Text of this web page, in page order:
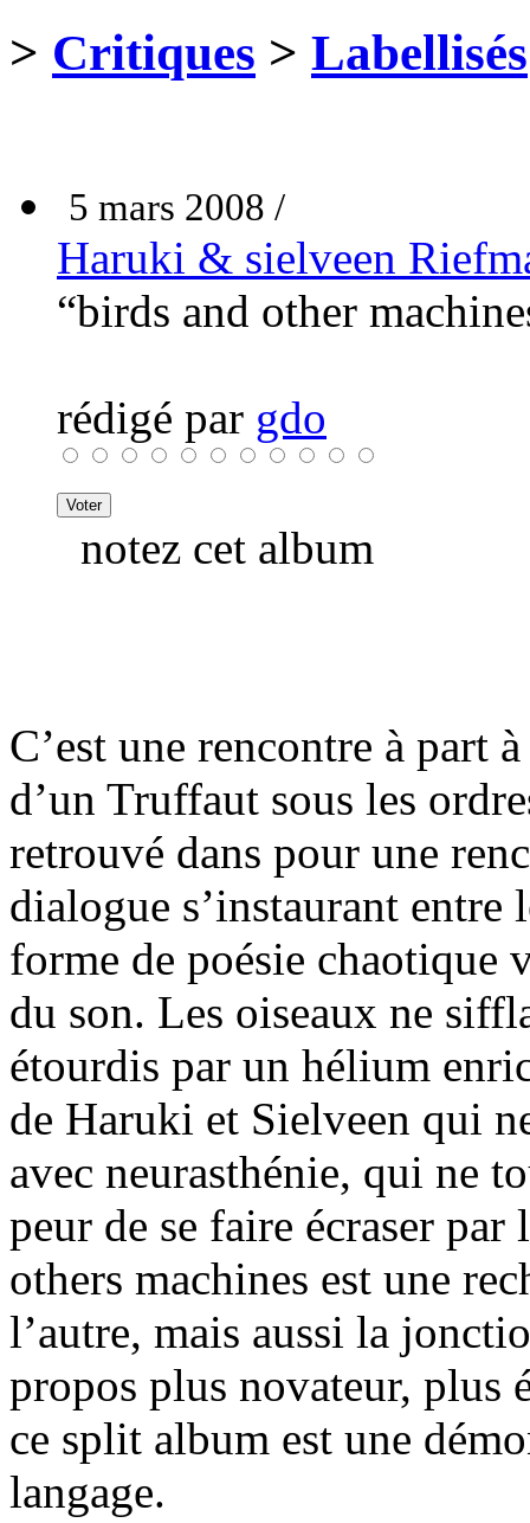
> Critiques > Labellisés
5 mars 2008 /
Haruki & sielveen
“birds and other
rédigé par gdo
notez cet album
C’est une rencontre à part
d’un Truffaut sous les
retrouvé dans pour une
dialogue s’instaurant
forme de poésie chaotique
du son. Les oiseaux ne
étourdis par un hélium
de Haruki et Sielveen qui
avec neurasthénie, qui ne
peur de se faire écraser
others machines est une
l’autre, mais aussi la
propos plus novateur, plus
ce split album est une
langage.